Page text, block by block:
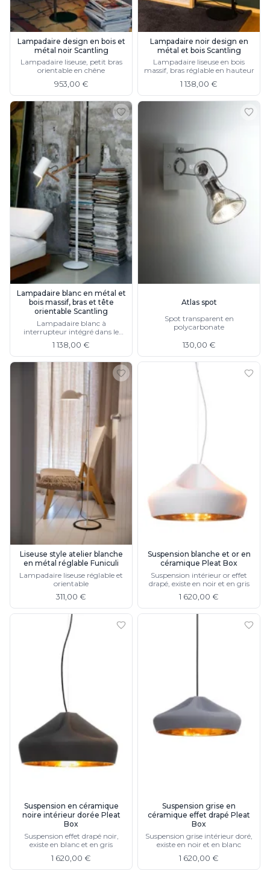
Lampadaire design en bois et
métal noir Scantling
Lampadaire liseuse, petit bras
orientable en chêne
953,00 €
Lampadaire noir design en
métal et bois Scantling
Lampadaire liseuse en bois
massif, bras réglable en hauteur
1 138,00 €
Lampadaire blanc en métal et
bois massif, bras et tête
orientable Scantling
Lampadaire blanc à
interrupteur intégré dans le
1 138,00 €
Atlas spot
Spot transparent en
polycarbonate
130,00 €
Liseuse style atelier blanche
en métal réglable Funiculi
Lampadaire liseuse réglable et
orientable
311,00 €
Suspension blanche et or en
céramique Pleat Box
Suspension intérieur or effet
drapé, existe en noir et en gris
1 620,00 €
Suspension en céramique
noire intérieur dorée Pleat
Box
Suspension effet drapé noir,
existe en blanc et en gris
1 620,00 €
Suspension grise en
céramique effet drapé Pleat
Box
Suspension grise intérieur doré,
existe en noir et en blanc
1 620,00 €